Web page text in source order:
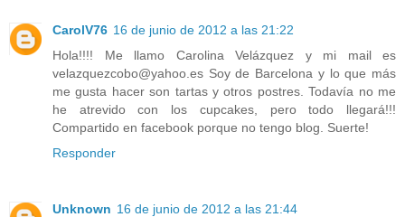
CarolV76 16 de junio de 2012 a las 21:22
Hola!!!! Me llamo Carolina Velázquez y mi mail es
velazquezcobo@yahoo.es Soy de Barcelona y lo que más
me gusta hacer son tartas y otros postres. Todavía no me
he atrevido con los cupcakes, pero todo llegará!!!
Compartido en facebook porque no tengo blog. Suerte!
Responder
Unknown 16 de junio de 2012 a las 21:44